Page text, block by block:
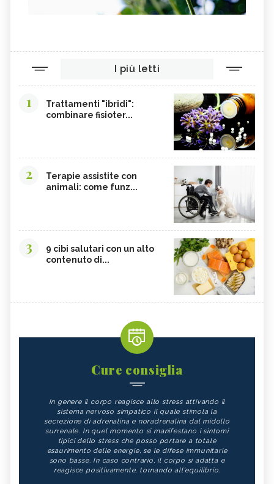
I più letti
1
Trattamenti "ibridi":
combinare fisioter...
2
Terapie assistite con
animali: come funz...
3
9 cibi salutari con un alto
contenuto di...
Cure consiglia
In genere il corpo reagisce allo stress attivando il
sistema nervoso simpatico il quale stimola la
secrezione di adrenalina e noradrenalina dal midollo
surrenale. In quel momento si manifestano i sintomi
tipici dello stress che posso portare a totale
esaurimento delle energie, se le difese immunitarie
sono basse. In caso contrario, il corpo si adatta e
reagisce positivamente, tornando all'equilibrio.